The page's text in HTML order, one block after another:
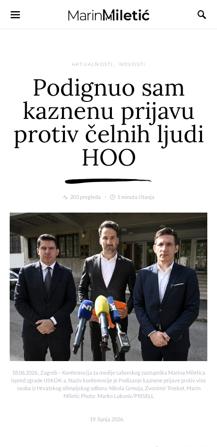
AKTUALNOSTI NOVOSTI
Podignuo sam
kaznenu prijavu
protiv čelnih ljudi
HOO
203 pregleda 1 minuta čitanja
18.06.2026., Zagreb – Konferencija za medije saborskog zastupnika Marina Miletica
ispred zgrade USKOK-a. Naziv konferencije je Podizanje kaznene prijave protiv vise
osoba iz Hrvatskog olimpijskog odbora. Nikola Grmoja, Zvonimir Troskot, Marin
Miletic Photo: Marko Lukunic/PIXSELL
19. lipnja 2026.